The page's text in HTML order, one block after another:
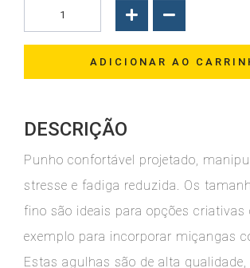
ADICIONAR AO
DESCRIÇÃO
Punho confortável projetado,
stresse e fadiga reduzida. Os
fino são ideais para opções criativas
exemplo para incorporar miçangas
Estas agulhas são de alta qualidade,